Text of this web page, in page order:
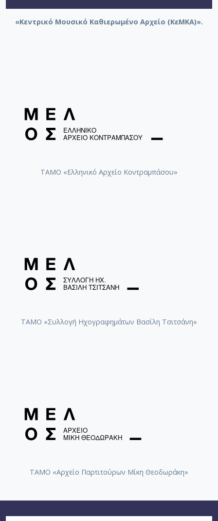
«Κεντρικό Μουσικό Καθιερωμένο Αρχείο (ΚεΜΚΑ)».
ΤΑΜΟ «Ελληνικό Αρχείο Κοντραμπάσου»
ΤΑΜΟ «Συλλογή Ηχογραφημάτων Βασίλη Τσιτσάνη»
ΤΑΜΟ «Αρχείο Παρτιτούρων Μίκη Θεοδωράκη»